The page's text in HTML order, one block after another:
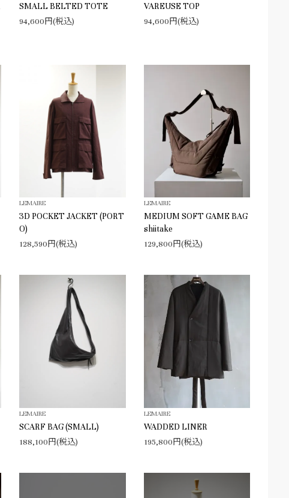
SMALL BELTED TOTE
94,600円(税込)
VAREUSE TOP
94,600円(税込)
LEMAIRE
3D POCKET JACKET (PORT
O)
128,590円(税込)
LEMAIRE
MEDIUM SOFT GAME BAG
shiitake
129,800円(税込)
LEMAIRE
SCARF BAG (SMALL)
188,100円(税込)
LEMAIRE
WADDED LINER
195,800円(税込)